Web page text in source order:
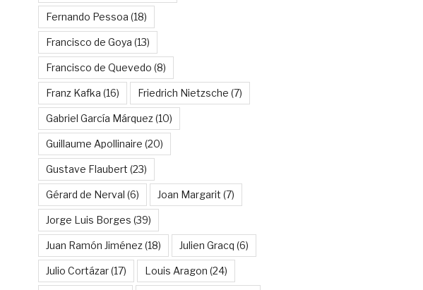
Fernando Pessoa (18)
Francisco de Goya (13)
Francisco de Quevedo (8)
Franz Kafka (16) Friedrich Nietzsche (7)
Gabriel García Márquez(10)
Guillaume Apollinaire (20)
Gustave Flaubert (23)
Gérard de Nerval (6) Joan Margarit (7)
Jorge Luis Borges (39)
Juan Ramón Jiménez(18) Julien Gracq (6)
Julio Cortázar(17) Louis Aragon (24)